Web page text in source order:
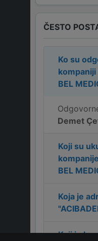
ČESTO
Ko su
kompaniji
BEL
Demet
Koji su
kompanije
BEL
Koja je
Koji je